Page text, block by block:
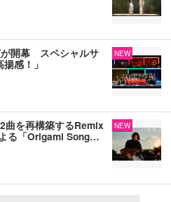
が開幕 スペシャルサ
感！」
NEW
を再構築するRemix
る「Origami Song…
NEW